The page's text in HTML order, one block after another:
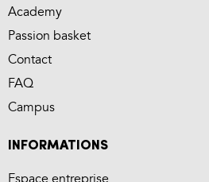
Academy
Passion basket
Contact
FAQ
Campus
INFORMATIONS